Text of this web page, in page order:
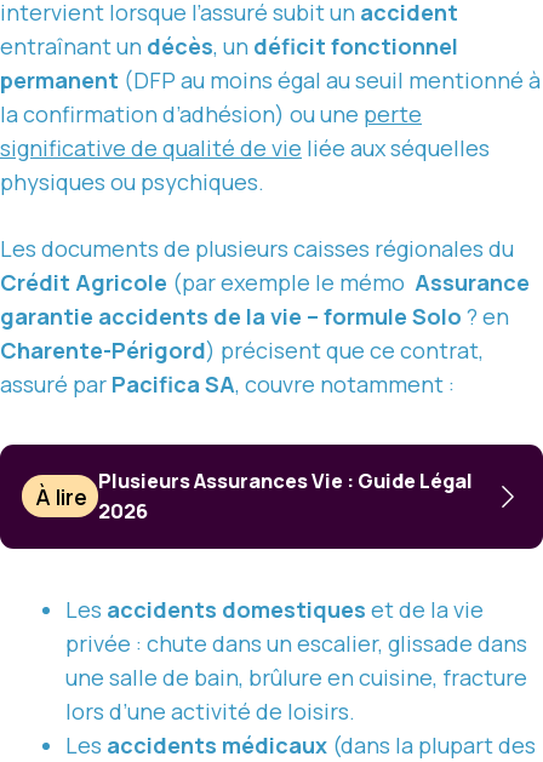
intervient lorsque l’assuré subit un accident
entraînant un décès, un déficit fonctionnel
permanent (DFP au moins égal au seuil mentionné à
la confirmation d’adhésion) ou une perte
significative de qualité de vie liée aux séquelles
physiques ou psychiques.
Les documents de plusieurs caisses régionales du
Crédit Agricole (par exemple le mémo Assurance
garantie accidents de la vie – formule Solo ? en
Charente-Périgord) précisent que ce contrat,
assuré par Pacifica SA, couvre notamment :
À lire
Plusieurs Assurances Vie : Guide Légal
2026
Les accidents domestiques et de la vie
privée : chute dans un escalier, glissade dans
une salle de bain, brûlure en cuisine, fracture
lors d’une activité de loisirs.
Les accidents médicaux (dans la plupart des